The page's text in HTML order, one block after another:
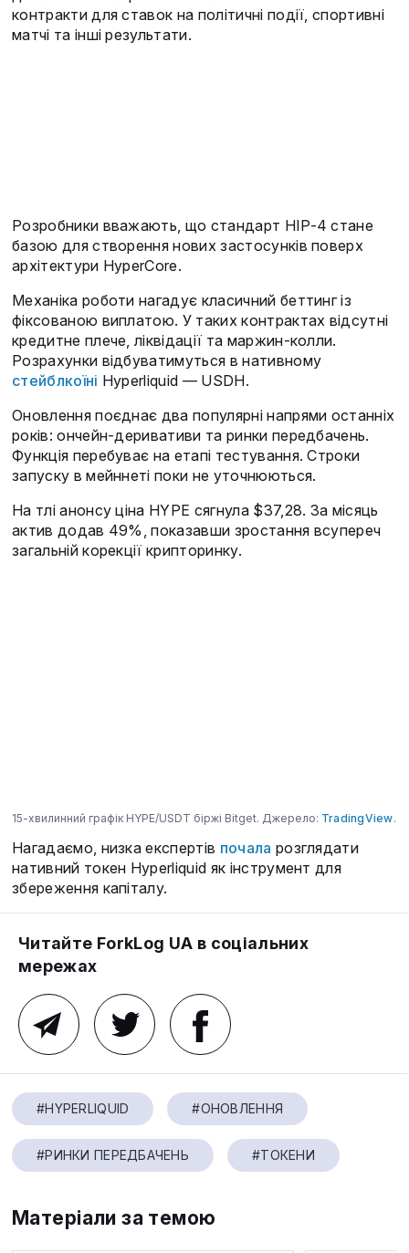
контракти для ставок на політичні події, спортивні
матчі та інші результати.
Розробники вважають, що стандарт HIP-4 стане
базою для створення нових застосунків поверх
архітектури HyperCore.
Механіка роботи нагадує класичний беттинг із
фіксованою виплатою. У таких контрактах відсутні
кредитне плече, ліквідації та маржин-колли.
Розрахунки відбуватимуться в нативному
стейблкоїні Hyperliquid — USDH.
Оновлення поєднає два популярні напрями останніх
років: ончейн-деривативи та ринки передбачень.
Функція перебуває на етапі тестування. Строки
запуску в мейннеті поки не уточнюються.
На тлі анонсу ціна HYPE сягнула $37,28. За місяць
актив додав 49%, показавши зростання всупереч
загальній корекції крипторинку.
15-хвилинний графік HYPE/USDT біржі Bitget. Джерело: TradingView.
Нагадаємо, низка експертів почала розглядати
нативний токен Hyperliquid як інструмент для
збереження капіталу.
Читайте ForkLog UA в соціальних
мережах
#HYPERLIQUID #ОНОВЛЕННЯ
#РИНКИ ПЕРЕДБАЧЕНЬ #ТОКЕНИ
Матеріали за темою